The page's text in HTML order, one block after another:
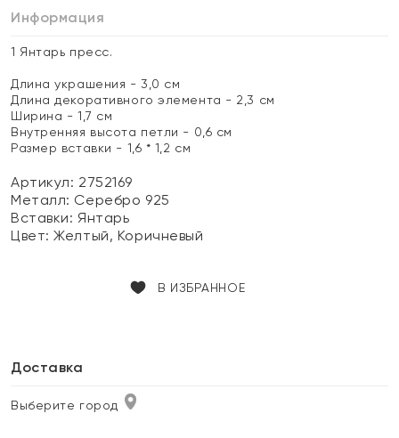
Информация
1 Янтарь пресс.
Длина украшения - 3,0 см
Длина декоративного элемента - 2,3 см
Ширина - 1,7 см
Внутренняя высота петли - 0,6 см
Размер вставки - 1,6 * 1,2 см
Артикул: 2752169
Металл: Серебро 925
Вставки:Янтарь
Цвет:Желтый, Коричневый
В ИЗБРАННОЕ
Доставка
Выберите город